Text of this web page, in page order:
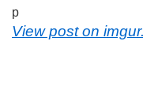
p
View post on